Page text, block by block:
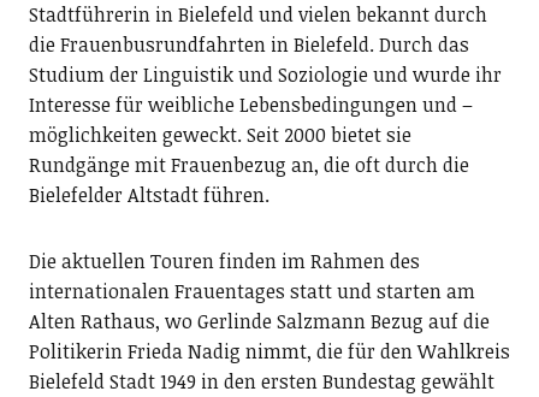
Stadtführerin in Bielefeld und vielen bekannt durch
die Frauenbusrundfahrten in Bielefeld. Durch das
Studium der Linguistik und Soziologie und wurde ihr
Interesse für weibliche Lebensbedingungen und –
möglichkeiten geweckt. Seit 2000 bietet sie
Rundgänge mit Frauenbezug an, die oft durch die
Bielefelder Altstadt führen.
Die aktuellen Touren finden im Rahmen des
internationalen Frauentages statt und starten am
Alten Rathaus, wo Gerlinde Salzmann Bezug auf die
Politikerin Frieda Nadig nimmt, die für den Wahlkreis
Bielefeld Stadt 1949 in den ersten Bundestag gewählt